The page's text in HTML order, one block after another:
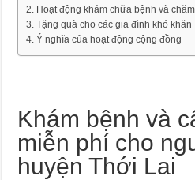
Hoạt động khám chữa bệnh và
Tặng quà cho các gia đình khó khăn
Ý nghĩa của hoạt động cộng đồng
Khám bệnh và
miễn phí cho
huyện Thới Lai